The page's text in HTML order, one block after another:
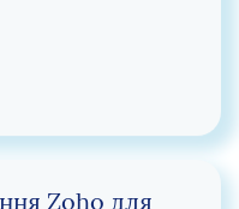
Zoho для